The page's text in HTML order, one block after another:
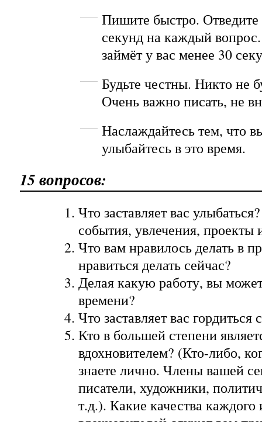
Пишите быстро. Отведите
секунд на каждый
займёт у вас менее 30
Будьте честны. Никто не
Очень важно писать, не
Наслаждайтесь тем, что
улыбайтесь в это время.
15 вопросов:
Что заставляет вас
события, увлечения, проекты
Что вам нравилось делать в
нравиться делать сейчас?
Делая какую работу, вы
времени?
Что заставляет вас гордиться
Кто в большей степени
вдохновителем? (Кто-либо,
знаете лично. Члены вашей
писатели, художники,
т.д.). Какие качества